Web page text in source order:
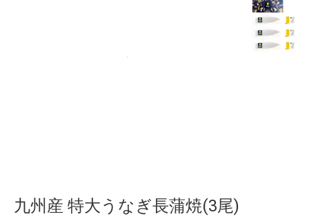
九州産 特大うなぎ長蒲焼(3尾)